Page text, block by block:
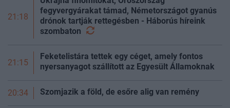
21:18
fegyvergyárakat támad, Németországot gyanús
drónok tartják rettegésben - Háborús híreink
szombaton
21:15
Feketelistára tettek egy céget, amely fontos
nyersanyagot szállított az Egyesült Államoknak
20:34 Szomjazik a föld, de esőre alig van remény